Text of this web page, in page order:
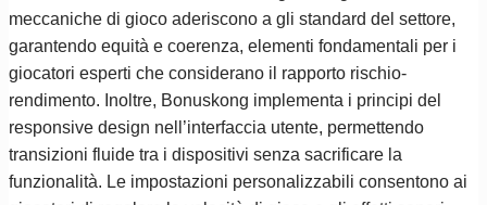
meccaniche di gioco aderiscono a gli standard del settore,
garantendo equità e coerenza, elementi fondamentali per i
giocatori esperti che considerano il rapporto rischio-
rendimento. Inoltre, Bonuskong implementa i principi del
responsive design nell’interfaccia utente, permettendo
transizioni fluide tra i dispositivi senza sacrificare la
funzionalità. Le impostazioni personalizzabili consentono ai